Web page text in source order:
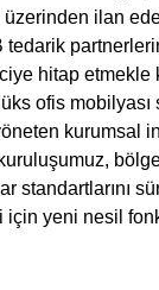
ilan
hitap
ofis
kurumsal
standartlarını
yeni nesil